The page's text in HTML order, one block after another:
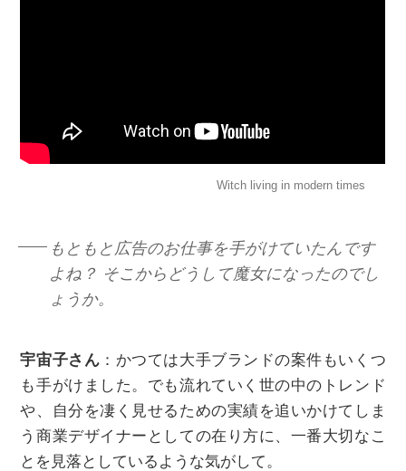
Witch living in modern times
もともと広告のお仕事を手がけていたんです
よね？ そこからどうして魔女になったのでし
ょうか。
宇宙子さん ：かつては大手ブランドの案件もいくつ
も手がけました。でも流れていく世の中のトレンド
や、自分を凄く見せるための実績を追いかけてしま
う商業デザイナーとしての在り方に、一番大切なこ
とを見落としているような気がして。